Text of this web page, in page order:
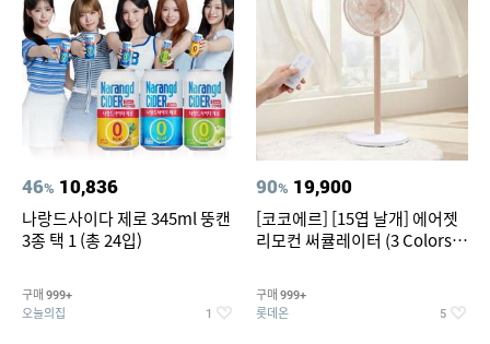
46% 10,836
나랑드사이다 제로 345ml 뚱캔
3종 택 1 (총 24입)
구매 999+
오늘의집 1
90% 19,900
[코코에르] [15엽 날개] 에어젯
리모컨 써큘레이터 (3 Colors
구매 999+
롯데온 5